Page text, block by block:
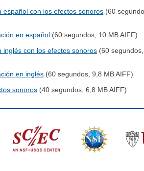
español con los efectos sonoros (60
en español (60 segundos, 10 MB AIFF)
inglés con los efectos sonoros (60
en inglés (60 segundos, 9,8 MB AIFF)
sonoros (40 segundos, 6,8 MB AIFF)